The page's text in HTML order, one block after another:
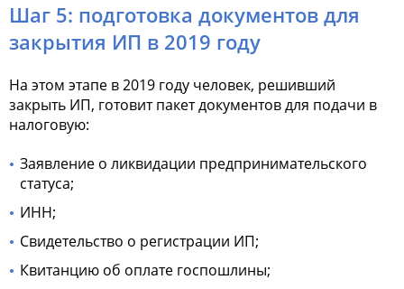
Шаг 5: подготовка документов для
закрытия ИП в 2019 году
На этом этапе в 2019 году человек, решивший
закрыть ИП, готовит пакет документов для подачи в
налоговую:
Заявление о ликвидации предпринимательского
статуса;
ИНН;
Свидетельство о регистрации ИП;
Квитанцию об оплате госпошлины;